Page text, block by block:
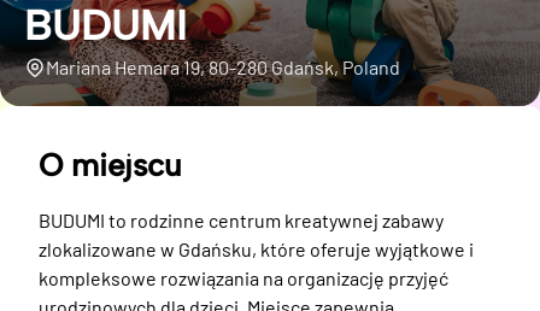
BUDUMI
Mariana Hemara 19, 80-280 Gdańsk, Poland
O miejscu
BUDUMI to rodzinne centrum kreatywnej zabawy
zlokalizowane w Gdańsku, które oferuje wyjątkowe i
kompleksowe rozwiązania na organizację przyjęć